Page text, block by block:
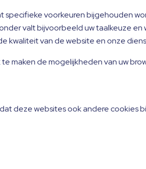
voorkeuren bijgehouden
valt bijvoorbeeld uw taalkeuze en
van de website en onze
maken de mogelijkheden van uw
deze websites ook andere cookies